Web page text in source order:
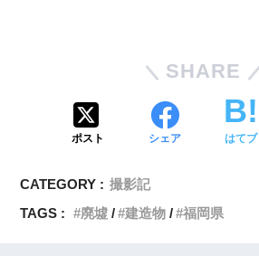
SHARE
ポスト シェア はてブ
CATEGORY : 撮影記
TAGS :
廃墟 建造物 福岡県